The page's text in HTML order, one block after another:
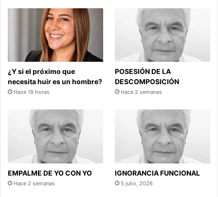
¿Y si el próximo que
necesita huir es un hombre?
Hace 18 horas
POSESIÓN DE LA
DESCOMPOSICIÓN
Hace 2 semanas
EMPALME DE YO CON YO
Hace 2 semanas
IGNORANCIA FUNCIONAL
5 julio, 2026